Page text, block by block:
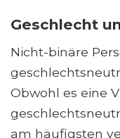
Geschlecht
Nicht-binäre
Obwohl es eine
am häufigsten